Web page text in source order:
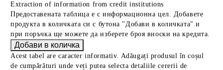
Extraction of information from credit institutions
Предоставената таблица е с информационна цел. Добавете
продукта в количката си с бутона "Добави в количката" и
при поръчка ще можете да изберете броя вноски на кредита.
Acest tabel are caracter informativ. Adăugați produsul în coșul
de cumpărături unde veți putea selecta detaliile cererii de